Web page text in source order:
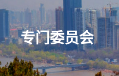
专门委员会